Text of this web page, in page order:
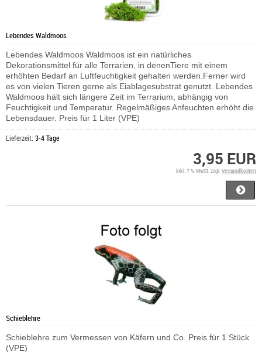
Lebendes Waldmoos
Lebendes Waldmoos Waldmoos ist ein natürliches
Dekorationsmittel für alle Terrarien, in denenTiere mit einem
erhöhten Bedarf an Luftfeuchtigkeit gehalten werden.Ferner wird
es von vielen Tieren gerne als Eiablagesubstrat genutzt. Lebendes
Waldmoos hält sich längere Zeit im Terrarium, abhängig von
Feuchtigkeit und Temperatur. Regelmäßiges Anfeuchten erhöht die
Lebensdauer. Preis für 1 Liter (VPE)
Lieferzeit: 3-4 Tage
3,95 EUR
inkl. 7 % MwSt. zzgl. Versandkosten
Schieblehre
Schieblehre zum Vermessen von Käfern und Co. Preis für 1 Stück
(VPE)